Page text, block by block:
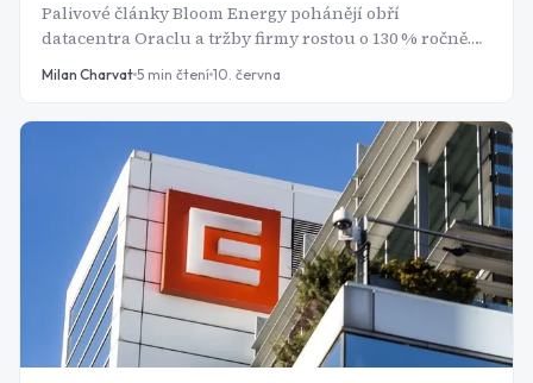
Palivové články Bloom Energy pohánějí obří
datacentra Oraclu a tržby firmy rostou o 130 % ročně.
Akcie za rok zdražila více než dvanáctkrát. Otázka zní:
Milan Charvat 5 min čtení 10. června